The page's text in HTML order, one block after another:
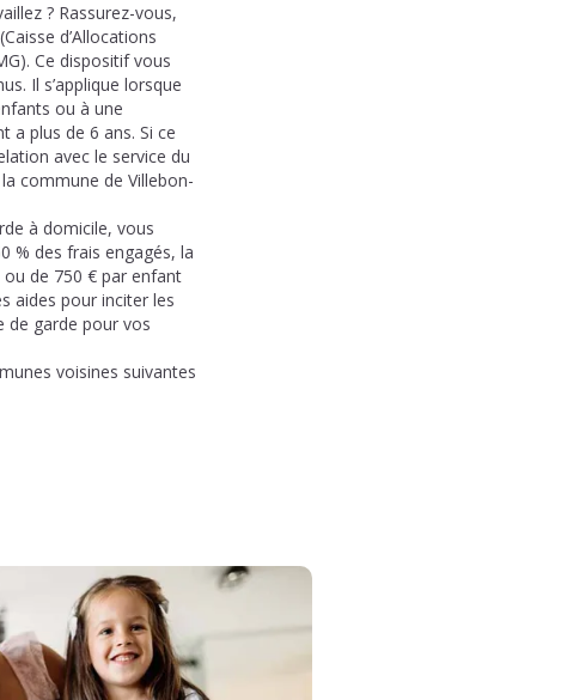
? Rassurez-vous,
d’Allocations
Ce dispositif vous
Il s’applique lorsque
ou à une
a plus de 6 ans. Si ce
avec le service du
commune de Villebon-
à domicile, vous
% des frais engagés, la
de 750 € par enfant
aides pour inciter les
de garde pour vos
voisines suivantes